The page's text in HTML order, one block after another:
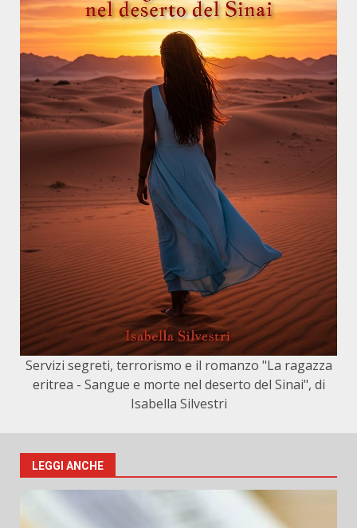
Servizi segreti, terrorismo e il romanzo "La ragazza
eritrea - Sangue e morte nel deserto del Sinai", di
Isabella Silvestri
LEGGI ANCHE